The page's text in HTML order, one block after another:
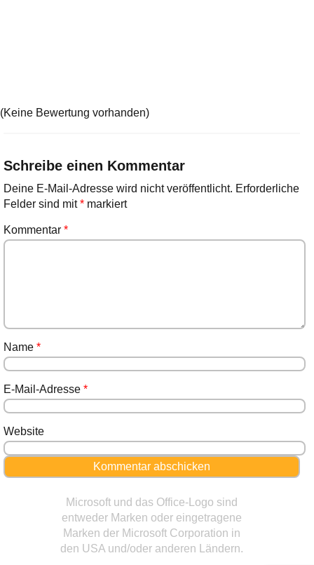
(Keine Bewertung vorhanden)
Schreibe einen Kommentar
Deine E-Mail-Adresse wird nicht veröffentlicht. Erforderliche
Felder sind mit*markiert
Kommentar *
Name *
E-Mail-Adresse *
Website
Microsoft und das Office-Logo sind
entweder Marken oder eingetragene
Marken der Microsoft Corporation in
den USA und/oder anderen Ländern.